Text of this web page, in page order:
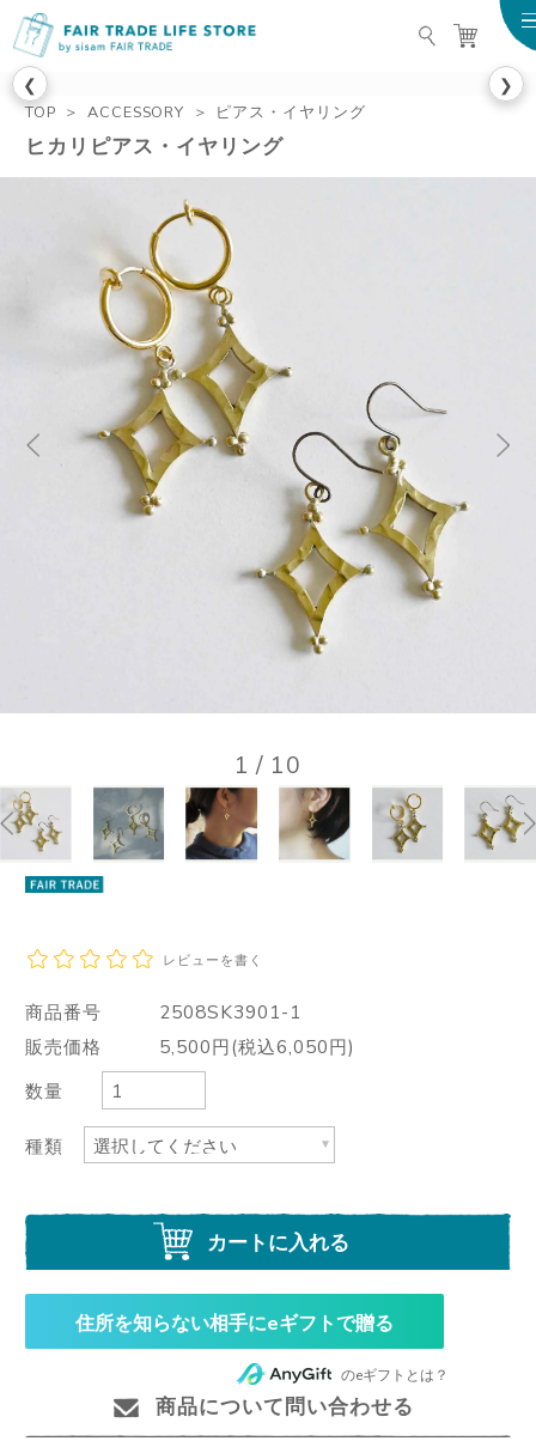
FAIR TRADE LIFE
❮ ❯
TOP ACCESSORY ピアス・イヤリング
ヒカリピアス・イヤリング
1 / 10
レビューを書く
商品番号
2508SK3901-1
販売価格
5,500円(税込6,050円)
数量
種類
カートに入れる
住所を知らない相手にeギフトで贈る
のeギフトとは？
商品について問い合わせる